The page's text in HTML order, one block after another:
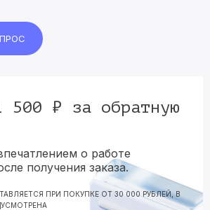
500 ₽ за обратную
о работе
получения заказа.
ПРИ ПОКУПКЕ ОТ 30 000 РУБЛЕЙ, В